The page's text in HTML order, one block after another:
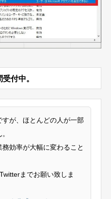
付中。
が、ほとんどの人が一部
効率が大幅に変わること
までお願い致しま